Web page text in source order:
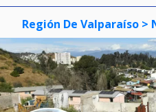
Región De Valparaíso >